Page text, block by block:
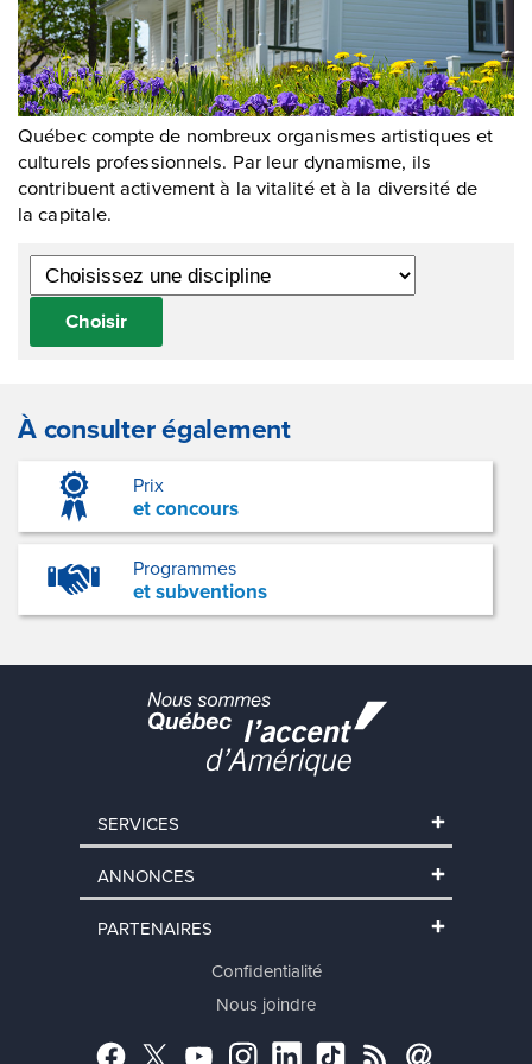
Québec compte de nombreux organismes artistiques et
culturels professionnels. Par leur dynamisme, ils
contribuent activement à la vitalité et à la diversité de
la capitale.
Choisir
À consulter également
Prix
et concours
Programmes
et subventions
SERVICES
ANNONCES
PARTENAIRES
Confidentialité
Nous joindre
Facebook
TwitterYouTubeInstagram
LinkedInTikTokRSS Abonnement